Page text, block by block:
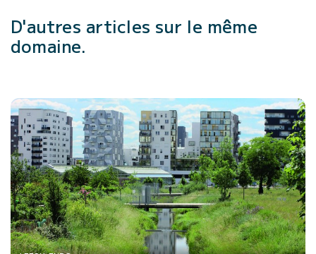
D'autres articles sur le même
domaine.